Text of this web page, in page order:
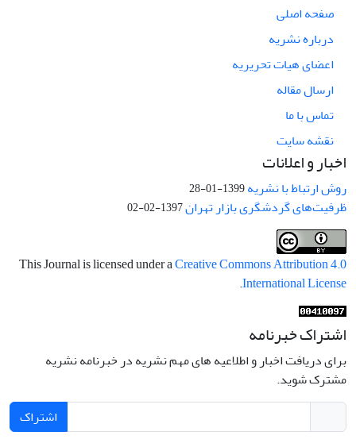
صفحه اصلی
درباره نشریه
اعضای هیات تحریریه
ارسال مقاله
تماس با ما
نقشه سایت
اخبار و اعلانات
روش ارتباط با نشریه1399-01-28
ظرفیت‌های گردشگری بازار تهران1397-02-02
This Journal is licensed under aCreative Commons Attribution 4.0
International License
.
اشتراک خبرنامه
برای دریافت اخبار و اطلاعیه های مهم نشریه در خبرنامه نشریه
مشترک شوید.
اشتراک